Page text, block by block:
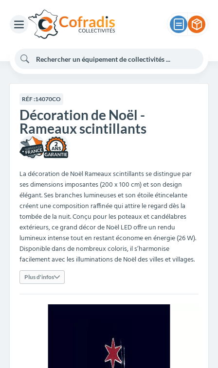
RÉF :14070CO
Décoration de Noël -
Rameaux scintillants
2
La décoration de Noël Rameaux scintillants se distingue par
ses dimensions imposantes (200 x 100 cm) et son design
élégant. Ses branches lumineuses et son étoile étincelante
créent une composition raffinée qui attire le regard dès la
tombée de la nuit. Conçu pour les poteaux et candélabres
extérieurs, ce grand décor de Noël LED offre un rendu
lumineux intense tout en restant économe en énergie (26 W).
Disponible dans de nombreux coloris, il s’harmonise
facilement avec les illuminations de Noël des villes et villages.
Plus d'infos